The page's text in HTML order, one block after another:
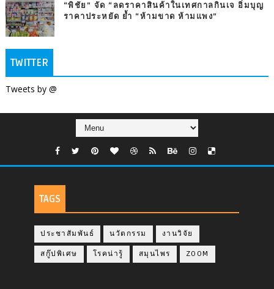
“พิชัย” จัด “ลดราคาสินค้าในเทศกาลกินเจ อิ่มบุญ
ราคาประหยัด ย้ำ “ห้ามขาด ห้ามแพง”
TWITTER
Tweets by @
TAGS
ประชาสัมพันธ์ นวัตกรรม งานวิจัย
สกู๊ปพิเศษ โรคน่ารู้ สมุนไพร ZOOM